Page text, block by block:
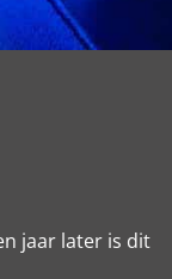
jaar later is dit